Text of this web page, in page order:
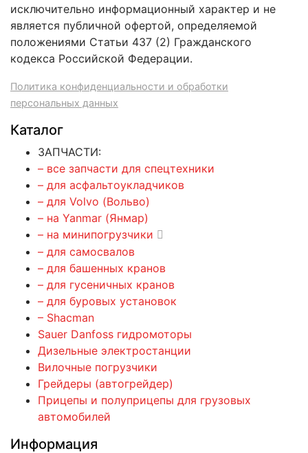
исключительно информационный характер и не
является публичной офертой, определяемой
положениями Статьи 437 (2) Гражданского
кодекса Российской Федерации.
Политика конфиденциальности и обработки
персональных данных
Каталог
ЗАПЧАСТИ:
– все запчасти для спецтехники
– для асфальтоукладчиков
– для Volvo (Вольво)
– на Yanmar (Янмар)
– на минипогрузчики
– для самосвалов
– для башенных кранов
– для гусеничных кранов
– для буровых установок
– Shacman
Sauer Danfoss гидромоторы
Дизельные электростанции
Вилочные погрузчики
Грейдеры (автогрейдер)
Прицепы и полуприцепы для грузовых
автомобилей
Информация